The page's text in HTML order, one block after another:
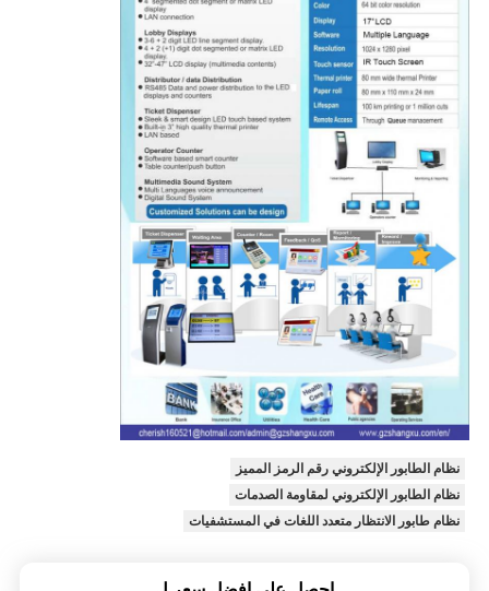
نظام الطابور الإلكتروني رقم الرمز المميز
نظام الطابور الإلكتروني لمقاومة الصدمات
نظام طابور الانتظار متعدد اللغات في المستشفيات